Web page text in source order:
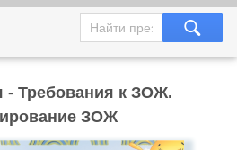
- Требования к ЗОЖ.
ЗОЖ